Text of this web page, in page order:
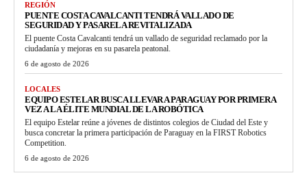
REGIÓN
PUENTE COSTA CAVALCANTI TENDRÁ VALLADO DE
SEGURIDAD Y PASARELA REVITALIZADA
El puente Costa Cavalcanti tendrá un vallado de seguridad reclamado por la
ciudadanía y mejoras en su pasarela peatonal.
6 de agosto de 2026
LOCALES
EQUIPO ESTELAR BUSCA LLEVAR A PARAGUAY POR PRIMERA
VEZ A LA ÉLITE MUNDIAL DE LA ROBÓTICA
El equipo Estelar reúne a jóvenes de distintos colegios de Ciudad del Este y
busca concretar la primera participación de Paraguay en la FIRST Robotics
Competition.
6 de agosto de 2026